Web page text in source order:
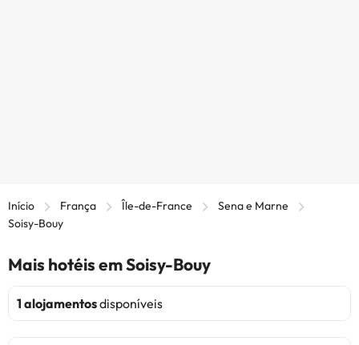
Início França Île-de-France
Sena e Marne
Soisy-Bouy
Mais hotéis em Soisy-Bouy
1 alojamentosdisponíveis